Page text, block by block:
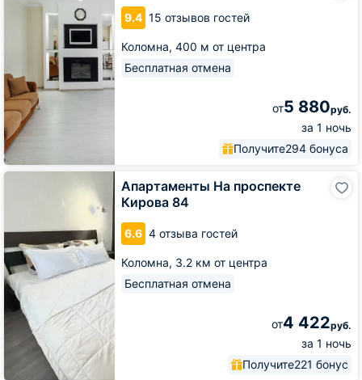
9.4 15 отзывов гостей
Коломна, 400 м от центра
Бесплатная отмена
от5 880руб.
за 1 ночь
Получите294 бонуса
Апартаменты На проспекте
Кирова 84
6.6 4 отзыва гостей
Коломна, 3.2 км от центра
Бесплатная отмена
от4 422руб.
за 1 ночь
Получите221 бонус
Апартаменты
84